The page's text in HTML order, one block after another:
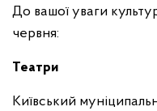
До вашої уваги
червня:
Театри
Київський